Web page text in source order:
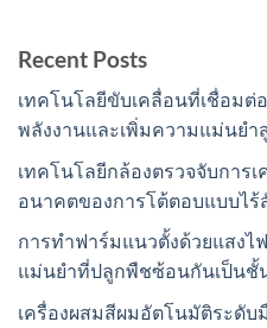
Recent Posts
เทคโนโลยีขับเคลื่อนที่เชื่อม
พลังงานและเพิ่มความแม่นยำ
เทคโนโลยีกล้องตรวจจับการ
อนาคตของการโต้ตอบแบบไร้
การทำฟาร์มแนวตั้งด้วยแสงไ
แม่นยำที่ปลูกพืชซ้อนกันเป็นชั้
เครื่องผสมสีผมอัตโนมัติระดั